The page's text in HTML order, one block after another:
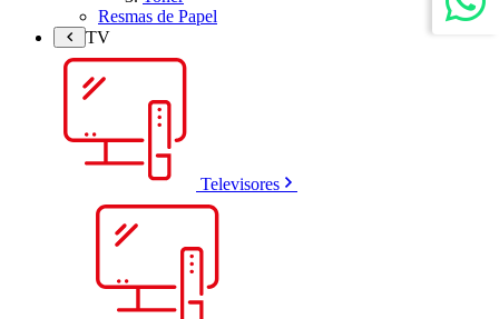
Resmas de Papel
TV
Televisores